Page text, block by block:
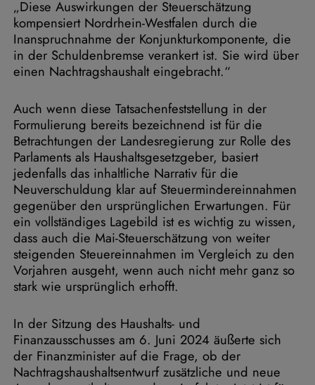
„Diese Auswirkungen der Steuerschätzung
kompensiert Nordrhein-Westfalen durch die
Inanspruchnahme der Konjunkturkomponente, die
in der Schuldenbremse verankert ist. Sie wird über
einen Nachtragshaushalt eingebracht.“
Auch wenn diese Tatsachenfeststellung in der
Formulierung bereits bezeichnend ist für die
Betrachtungen der Landesregierung zur Rolle des
Parlaments als Haushaltsgesetzgeber, basiert
jedenfalls das inhaltliche Narrativ für die
Neuverschuldung klar auf Steuermindereinnahmen
gegenüber den ursprünglichen Erwartungen. Für
ein vollständiges Lagebild ist es wichtig zu wissen,
dass auch die Mai-Steuerschätzung von weiter
steigenden Steuereinnahmen im Vergleich zu den
Vorjahren ausgeht, wenn auch nicht mehr ganz so
stark wie ursprünglich erhofft.
In der Sitzung des Haushalts- und
Finanzausschusses am 6. Juni 2024 äußerte sich
der Finanzminister auf die Frage, ob der
Nachtragshaushaltsentwurf zusätzliche und neue